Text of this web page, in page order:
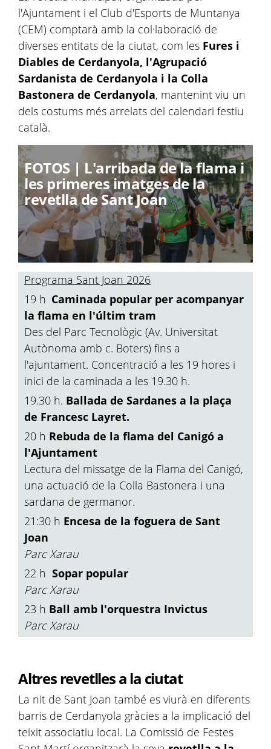
l'Ajuntament i el Club d'Esports de Muntanya
(CEM) comptarà amb la col·laboració de
diverses entitats de la ciutat, com les Fures i
Diables de Cerdanyola, l'Agrupació
Sardanista de Cerdanyola i la Colla
Bastonera de Cerdanyola, mantenint viu un
dels costums més arrelats del calendari festiu
català.
FOTOS | L'arribada de la flama i
les primeres imatges de la
revetlla de Sant Joan
Programa Sant Joan 2026
19 h Caminada popular per acompanyar
la flama en l'últim tram
Des del Parc Tecnològic (Av. Universitat
Autònoma amb c. Boters) fins a
l'ajuntament. Concentració a les 19 hores i
inici de la caminada a les 19.30 h.
19.30 h. Ballada de Sardanes a la plaça
de Francesc Layret.
20 h Rebuda de la flama del Canigó a
l'Ajuntament
Lectura del missatge de la Flama del Canigó,
una actuació de la Colla Bastonera i una
sardana de germanor.
21:30 h Encesa de la foguera de Sant
Joan
Parc Xarau
22 h Sopar popular
Parc Xarau
23 h Ball amb l'orquestra Invictus
Parc Xarau
Altres revetlles a la ciutat
La nit de Sant Joan també es viurà en diferents
barris de Cerdanyola gràcies a la implicació del
teixit associatiu local. La Comissió de Festes